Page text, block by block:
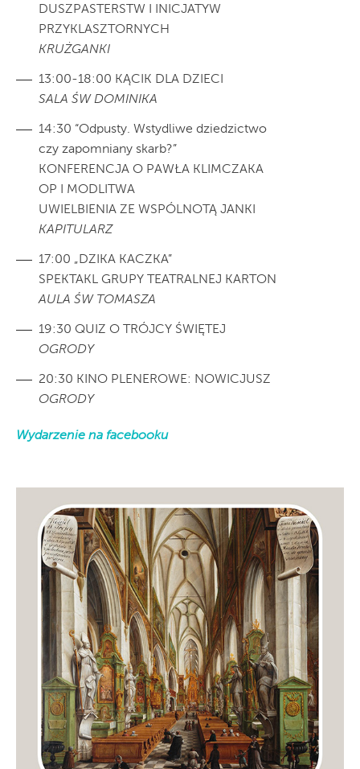
DUSZPASTERSTW I INICJATYW
PRZYKLASZTORNYCH
KRUŻGANKI
13:00-18:00 KĄCIK DLA DZIECI
SALA ŚW DOMINIKA
14:30 “Odpusty. Wstydliwe dziedzictwo
czy zapomniany skarb?”
KONFERENCJA O PAWŁA KLIMCZAKA
OP I MODLITWA
UWIELBIENIA ZE WSPÓLNOTĄ JANKI
KAPITULARZ
17:00 „DZIKA KACZKA”
SPEKTAKL GRUPY TEATRALNEJ KARTON
AULA ŚW TOMASZA
19:30 QUIZ O TRÓJCY ŚWIĘTEJ
OGRODY
20:30 KINO PLENEROWE: NOWICJUSZ
OGRODY
Wydarzenie na facebooku